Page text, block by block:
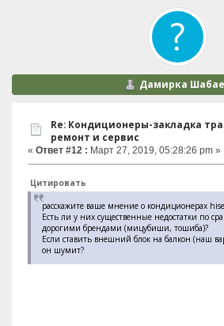
Дамирка
Re: Кондиционеры-закладка
ремонт и сервис
« Ответ #12 : Март 27, 2019, 05:28:26 pm »
Цитировать
расскажите ваше мнение о кондиционерах
Есть ли у них существенные недостатки по
дорогими брендами (мицубиши, тошиба)?
Если ставить внешний блок на балкон (наш
он шумит?